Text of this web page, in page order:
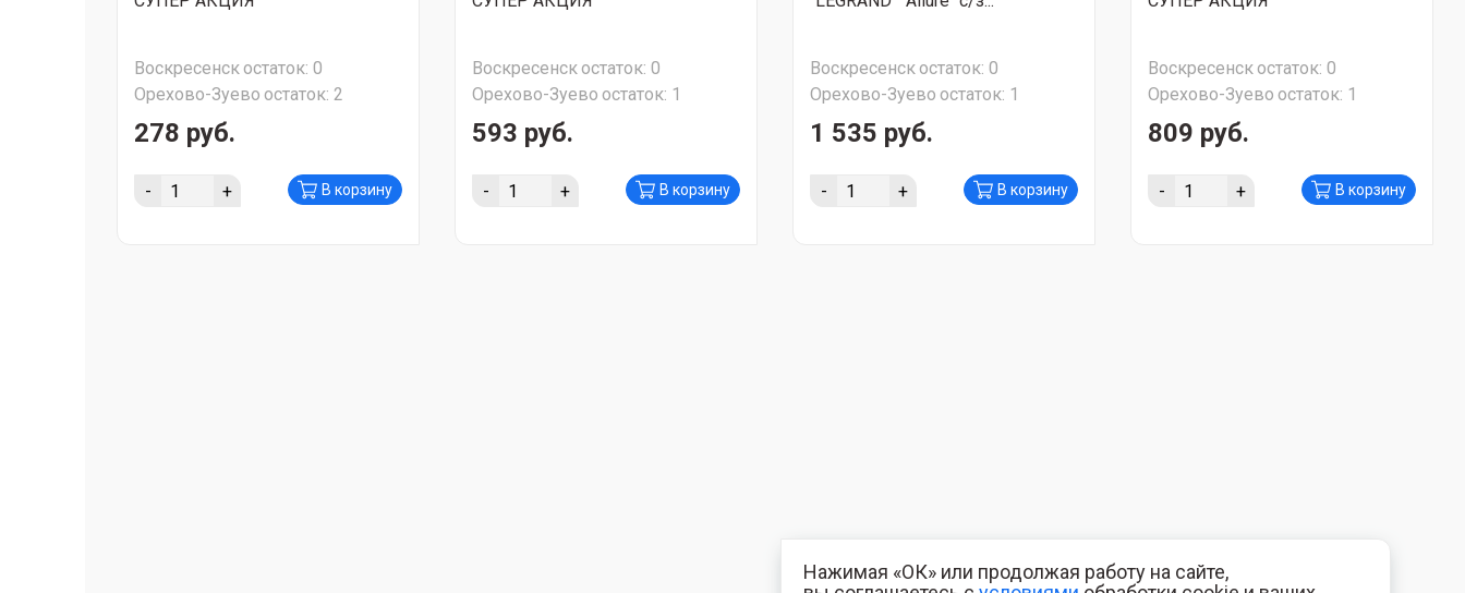
Воскресенскостаток: 0
Орехово-Зуево остаток: 2
278 руб.
- + В корзину
Воскресенскостаток: 0
Орехово-Зуево остаток: 1
593 руб.
- + В корзину
Воскресенскостаток: 0
Орехово-Зуево остаток: 1
1 535 руб.
- + В корзину
Воскресенскостаток: 0
Орехово-Зуево остаток: 1
809 руб.
- + В корзину
Нажимая «ОК» или продолжая работу на сайте,